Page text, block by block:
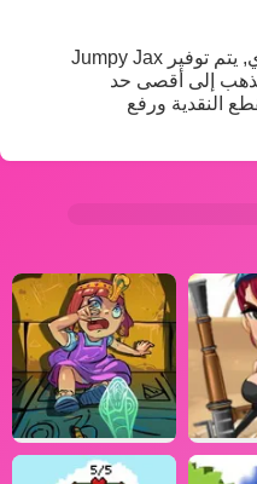
إذا كنت تبحث عن لعبة التحدي, يتم توفير Jumpy Jax
تذهب إلى أقصى حد
النقدية ورفع